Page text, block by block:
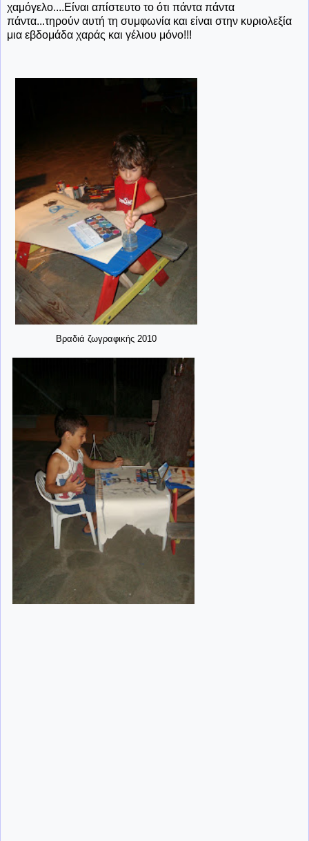
χαμόγελο....Είναι απίστευτο το ότι πάντα πάντα
πάντα...τηρούν αυτή τη συμφωνία και είναι στην κυριολεξία
μια εβδομάδα χαράς και γέλιου μόνο!!!
Βραδιά ζωγραφικής 2010